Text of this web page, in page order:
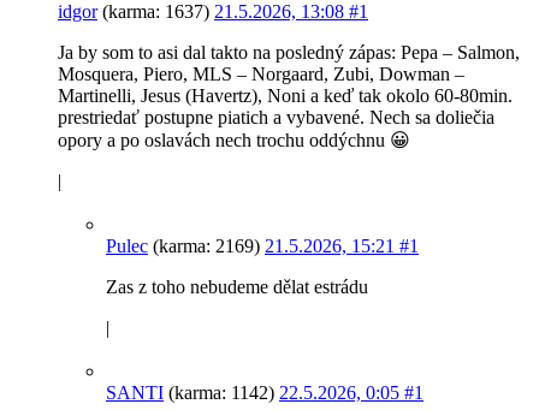
idgor(karma: 1637) 21.5.2026, 13:08 #1
Ja by som to asi dal takto na posledný zápas: Pepa – Salmon,
Mosquera, Piero, MLS – Norgaard, Zubi, Dowman –
Martinelli, Jesus (Havertz), Noni a keď tak okolo 60-80min.
prestriedať postupne piatich a vybavené. Nech sa doliečia
opory a po oslavách nech trochu oddýchnu 😀
|
Pulec (karma: 2169) 21.5.2026, 15:21 #1
Zas z toho nebudeme dělat estrádu
|
SANTI (karma: 1142) 22.5.2026, 0:05 #1